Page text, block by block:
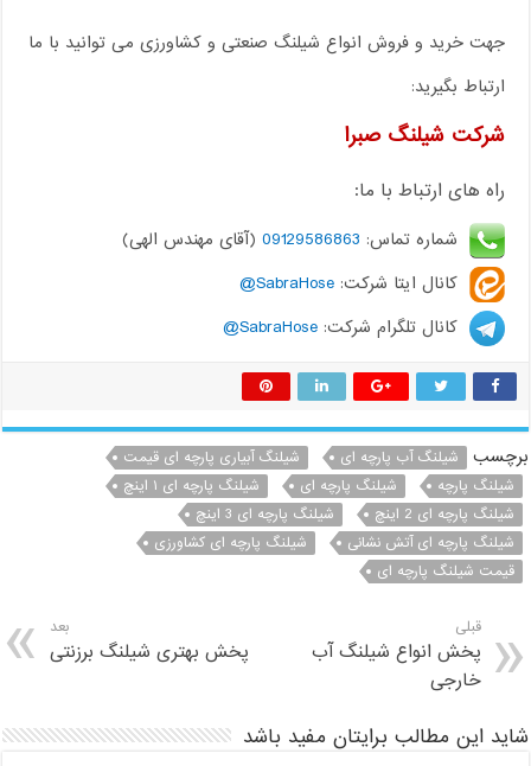
جهت خرید و فروش انواع شیلنگ صنعتی و کشاورزی می توانید با ما
ارتباط بگیرید:
شرکت شیلنگ صبرا
راه های ارتباط با ما:
شماره تماس: 09129586863 (آقای مهندس الهی)
کانال ایتا شرکت:SabraHose@
کانال تلگرام شرکت:SabraHose@
برچسب شیلنگ آب پارچه ای
شیلنگ آبیاری پارچه ای قیمت
شیلنگ پارچه
شیلنگ پارچه ای
شیلنگ پارچه ای ۱ اینچ
شیلنگ پارچه ای 2 اینچ
شیلنگ پارچه ای 3 اینچ
شیلنگ پارچه ای آتش نشانی
شیلنگ پارچه ای کشاورزی
قیمت شیلنگ پارچه ای
قبلی
پخش انواع شیلنگ آب
خارجی
بعد
پخش بهتری شیلنگ برزنتی
شاید این مطالب برایتان مفید باشد